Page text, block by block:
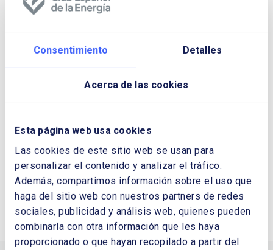
Consentimiento Detalles
Acerca de las cookies
Esta página web usa cookies
Las cookies de este sitio web se usan para
personalizar el contenido y analizar el tráfico.
Además, compartimos información sobre el uso que
haga del sitio web con nuestros partners de redes
sociales, publicidad y análisis web, quienes pueden
combinarla con otra información que les haya
proporcionado o que hayan recopilado a partir del
Licenciada en Ciencias Biológicas por la
Ambiental y en Auditorías Ambientales y
Ambiente por el Instituto de Investigaciones
Ecológicas de Málaga.
En 2022, recibió el Premio Nacional
Extraordinario de Medio Ambiente de Acción
por el Clima y Compromiso Cívico.